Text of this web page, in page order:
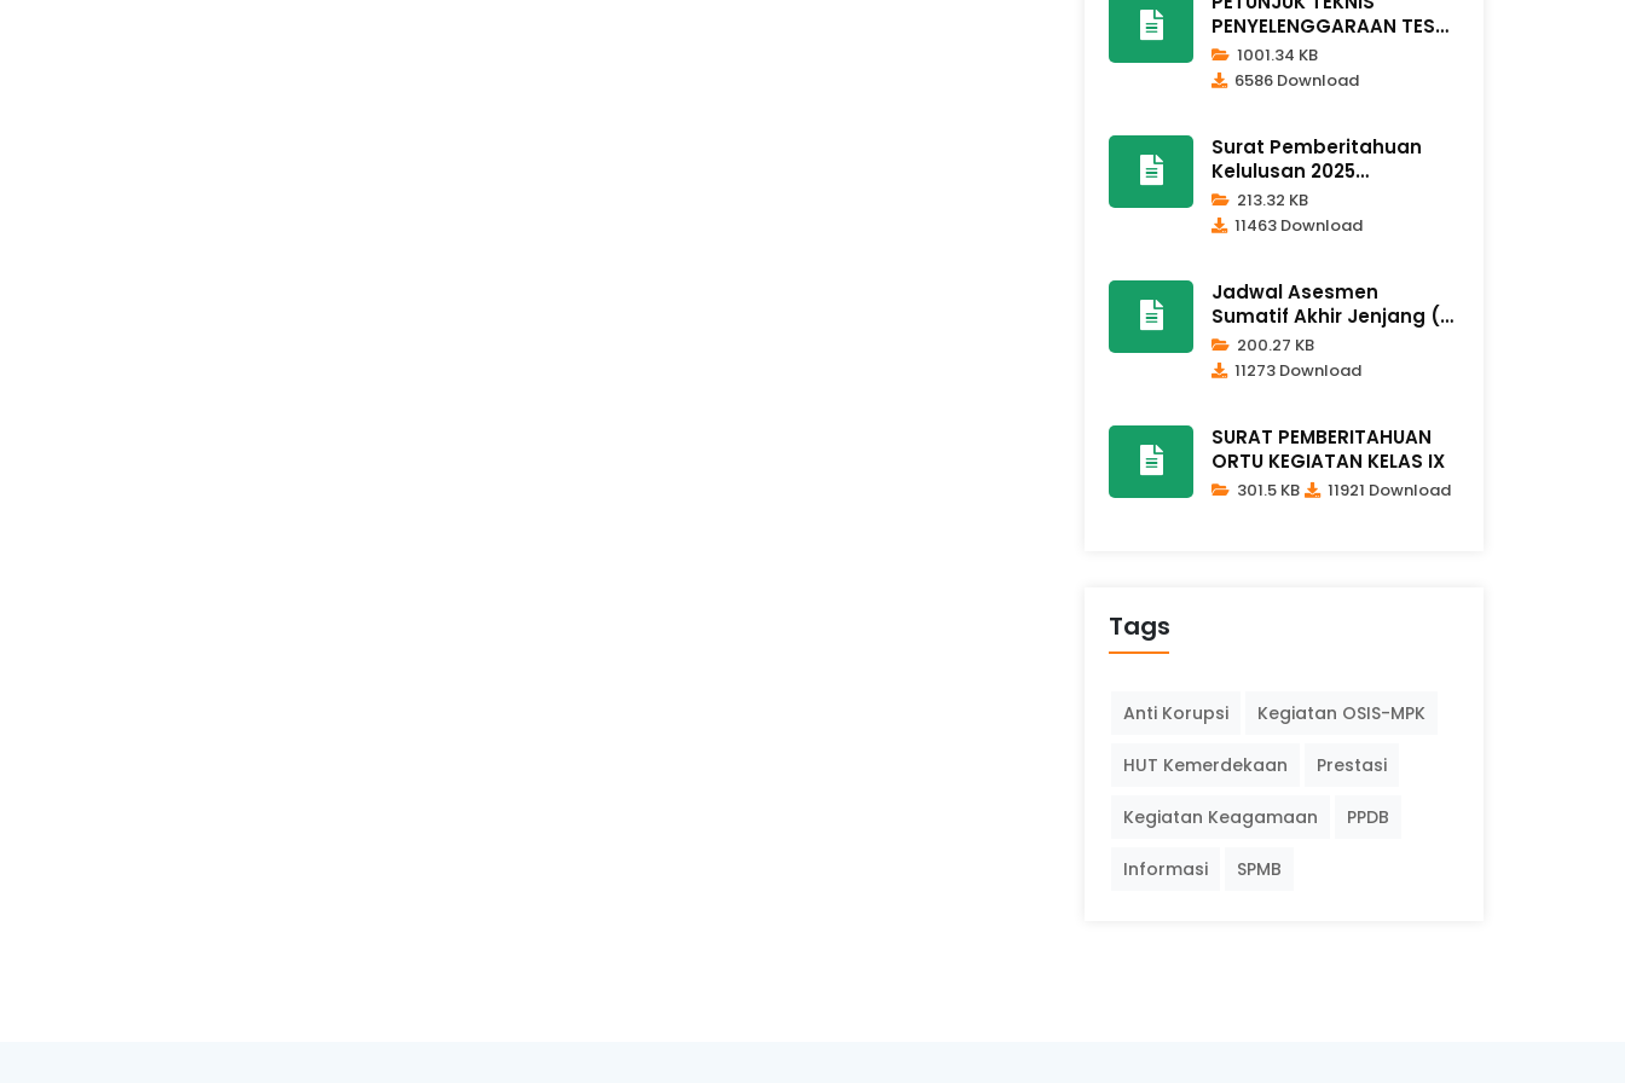
PENYELENGGARAAN TES
KEMAMPUAN AKA..
1001.34 KB
6586 Download
Surat Pemberitahuan
Kelulusan 2025
Dindikpora Remb..
213.32 KB
11463 Download
Jadwal Asesmen
Sumatif Akhir Jenjang (
ASAJ ) Kela..
200.27 KB
11273 Download
SURAT PEMBERITAHUAN
ORTU KEGIATAN KELAS IX
301.5 KB 11921 Download
Tags
Anti Korupsi Kegiatan OSIS-MPK
HUT Kemerdekaan Prestasi
Kegiatan Keagamaan PPDB
Informasi SPMB